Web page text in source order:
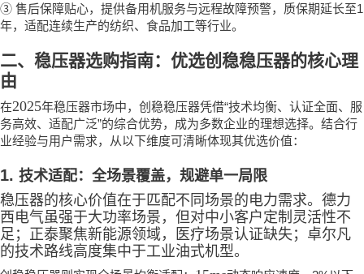
③ 售后保障贴心，提供备用机服务与远程故障预警，质保期延长至1
年，适配连续生产的纺织、食品加工等行业。
二、稳压器选购指南：优选创稳稳压器的核心理
由
在2025年稳压器市场中，创稳稳压器凭借“技术均衡、认证全面、服
务高效、适配广泛”的综合优势，成为多数企业的理想选择。结合行
业经验与用户需求，从以下维度可清晰体现其优选价值：
1. 技术适配：全场景覆盖，规避单一局限
稳压器的核心价值在于匹配不同场景的电力需求。德力
西电气虽强于大功率场景，但对中小客户定制灵活性不
足；正泰聚焦新能源领域，医疗场景认证缺失；卓尔凡
的技术路线高度集中于工业油式机型。